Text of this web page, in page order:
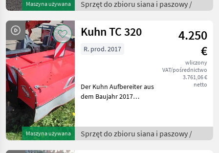
Maszyna używana
Silierladewagen, ideal für
landwirtschaftliche
Sprzęt do zbioru siana i paszowy /
Maszyna używana
Kuhn TC 320
4.250
€
wliczony
VAT/pośrednictwo
3.761,06 €
netto
R. prod. 2017
Der Kuhn Aufbereiter aus
dem Baujahr 2017
die speziell für die effiziente
Bearbeitung von
Sprzęt do zbioru siana i paszowy /